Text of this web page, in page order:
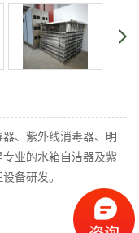
、紫外线消毒器、明
业的水箱自洁器及紫
备研发。